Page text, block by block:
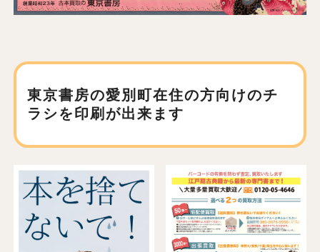
東京書房の愛別町在住の方向けのチ
ラシを印刷が出来ます